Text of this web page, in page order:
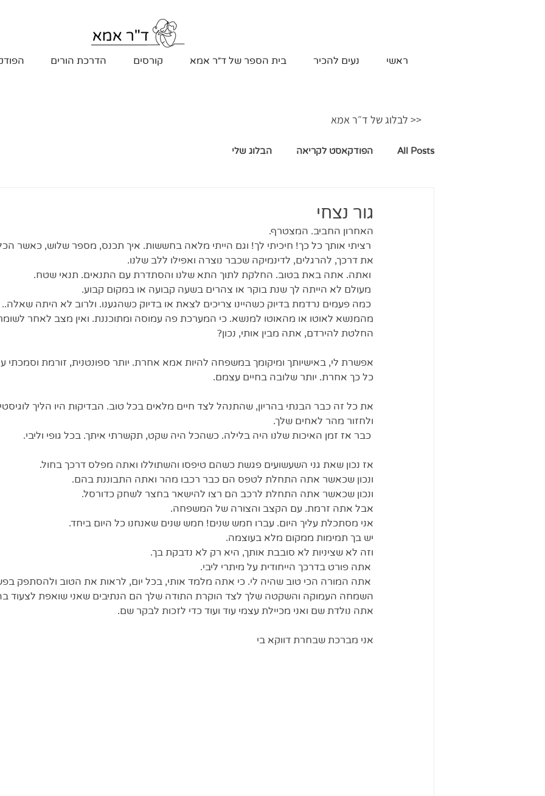
ראשי נעים להכיר בית הספר של ד״ר אמא קורסים הדרכת הורים
<< לבלוג של ד״ר אמא
All Posts הפודקאסט לקריאה הבלוג שלי
גור נצחי
האחרון החביב. המצטרף.
רציתי אותך כל כך! חיכיתי לך! וגם הייתי מלאה בחששות. איך תכנס, מספר שלוש, כאשר
את דרכך, להרגלים, לדינמיקה שכבר נוצרה ואפילו ללב שלנו.
כמה פעמים נרדמת בדיוק כשהיינו צריכים לצאת או בדיוק כשהגענו. ולרוב לא היתה
מהמנשא לאוטו או מהאוטו למנשא. כי המערכת פה עמוסה ומתוכננת. ואין מצב לאחר
החלטת להירדם, אתה מבין אותי, נכון?
אפשרת לי, באישיותך ומיקומך במשפחה להיות אמא אחרת. יותר ספונטנית, זורמת וסמכתי
כל כך אחרת. יותר שלובה בחיים עצמם.
את כל זה כבר הבנתי בהריון, שהתנהל לצד חיים מלאים בכל טוב. הבדיקות היו הליך
ולחזור מהר לאחים שלך.
אז נכון שאת גני השעשועים פגשת כשהם טיפסו והשתוללו ואתה מפלס דרכך בחול.
ונכון שכאשר אתה התחלת לטפס הם כבר רכבו מהר ואתה התבוננת בהם.
ונכון שכאשר אתה התחלת לרכב הם רצו להישאר בחצר לשחק כדורסל.
אבל אתה זרמת. עם הקצב והצורה של המשפחה.
אני מסתכלת עליך היום. עברו חמש שנים! חמש שנים שאנחנו כל היום ביחד.
יש בך תמימות ממקום מלא בעוצמה.
וזה לא שציניות לא סובבת אותך, היא רק לא נדבקת בך.
השמחה העמוקה והשקטה שלך לצד הוקרת התודה שלך הם הנתיבים שאני שואפת לצעוד
אתה נולדת שם ואני מכיילת עצמי עוד ועוד כדי לזכות לבקר שם.
אני מברכת שבחרת דווקא בי